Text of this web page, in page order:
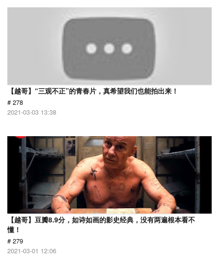
【越哥】“三观不正”的青春片，真希望我们也能拍出来！
# 278
2021-03-03 13:38
【越哥】豆瓣8.9分，如诗如画的影史经典，没有两遍根本看不
懂！
# 279
2021-03-01 12:06